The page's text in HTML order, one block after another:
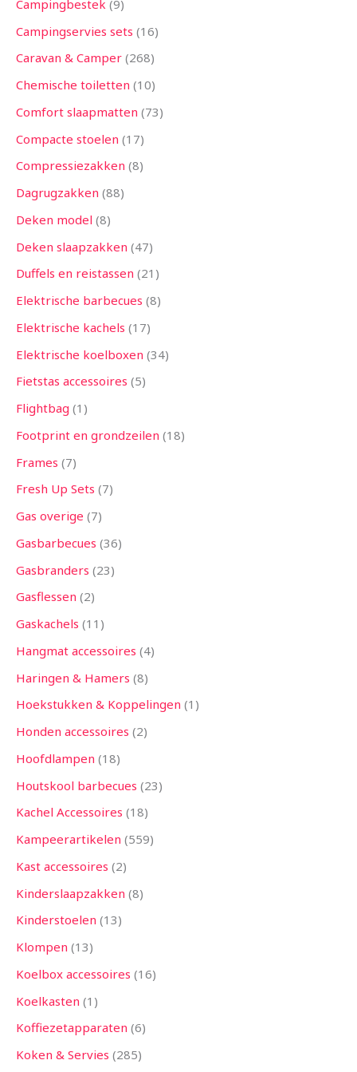
Campingbestek 9
Campingservies sets 16
Caravan & Camper 268
Chemische toiletten 10
Comfort slaapmatten 73
Compacte stoelen 17
Compressiezakken 8
Dagrugzakken 88
Deken model 8
Deken slaapzakken 47
Duffels en reistassen 21
Elektrische barbecues 8
Elektrische kachels 17
Elektrische koelboxen 34
Fietstas accessoires 5
Flightbag 1
Footprint en grondzeilen 18
Frames 7
Fresh Up Sets 7
Gas overige 7
Gasbarbecues 36
Gasbranders 23
Gasflessen 2
Gaskachels 11
Hangmat accessoires 4
Haringen & Hamers 8
Hoekstukken & Koppelingen 1
Honden accessoires 2
Hoofdlampen 18
Houtskool barbecues 23
Kachel Accessoires 18
Kampeerartikelen 559
Kast accessoires 2
Kinderslaapzakken 8
Kinderstoelen 13
Klompen 13
Koelbox accessoires 16
Koelkasten 1
Koffiezetapparaten 6
Koken & Servies 285